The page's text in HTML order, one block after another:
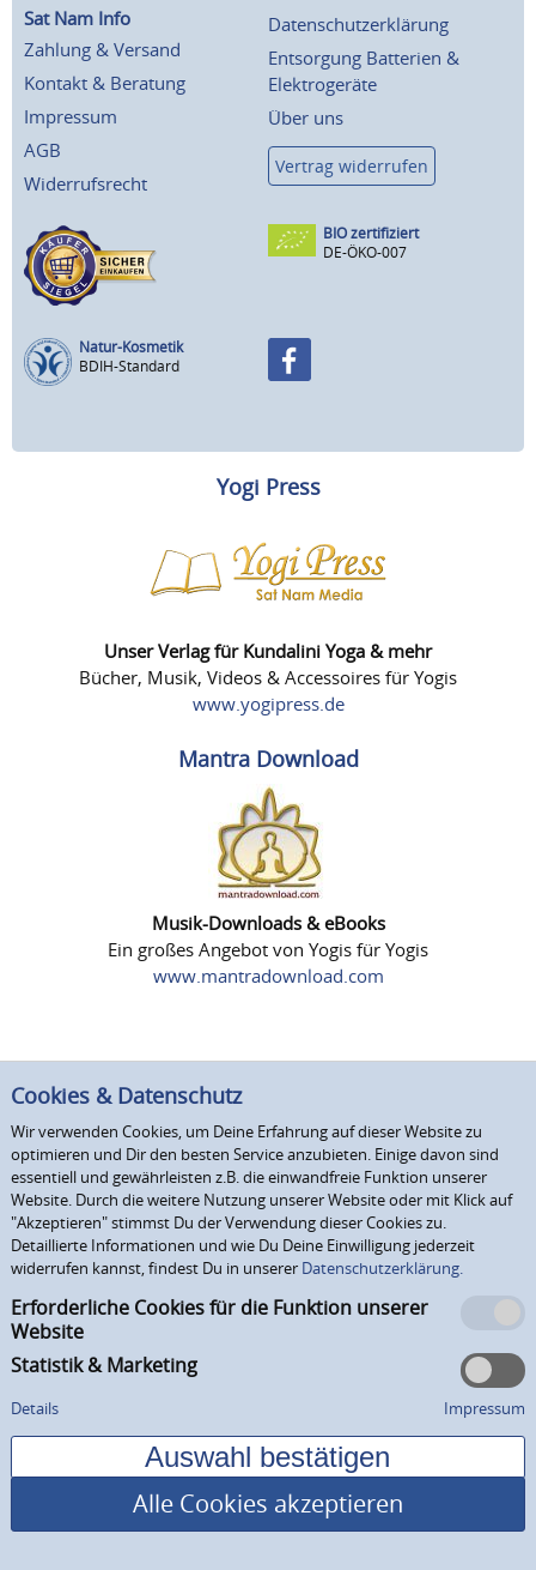
Sat Nam Info
Zahlung & Versand
Kontakt & Beratung
Impressum
AGB
Widerrufsrecht
Datenschutzerklärung
Entsorgung Batterien &
Elektrogeräte
Über uns
Vertrag widerrufen
BIO zertifiziert
DE-ÖKO-007
Natur-Kosmetik
BDIH-Standard
Yogi Press
Unser Verlag für Kundalini Yoga & mehr
Bücher, Musik, Videos & Accessoires für Yogis
www.yogipress.de
Mantra Download
Musik-Downloads & eBooks
Ein großes Angebot von Yogis für Yogis
www.mantradownload.com
Cookies & Datenschutz
Wir verwenden Cookies, um Deine Erfahrung auf dieser Website zu
optimieren und Dir den besten Service anzubieten. Einige davon sind
essentiell und gewährleisten z.B. die einwandfreie Funktion unserer
Website. Durch die weitere Nutzung unserer Website oder mit Klick auf
"Akzeptieren" stimmst Du der Verwendung dieser Cookies zu.
Detaillierte Informationen und wie Du Deine Einwilligung jederzeit
widerrufen kannst, findest Du in unserer Datenschutzerklärung.
Erforderliche Cookies für die Funktion unserer
Website
Statistik & Marketing
Details Impressum
Alle Cookies akzeptieren